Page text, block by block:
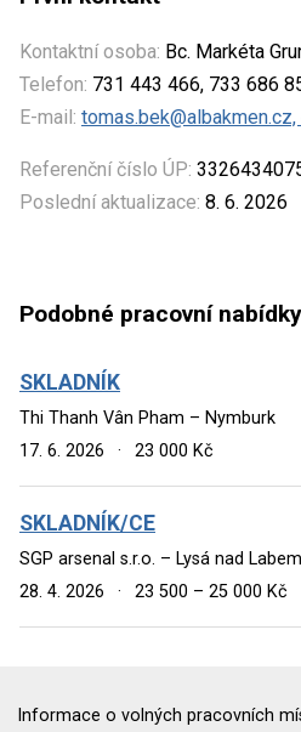
Kontaktní osoba: Bc. Markéta
Telefon: 731 443 466, 733 686
E-mail:
Referenční číslo ÚP:
Poslední aktualizace: 8. 6. 2026
Podobné pracovní nabídky
SKLADNÍK
Thi Thanh Vân Pham – Nymburk
17. 6. 2026
· 23 000 Kč
SKLADNÍK/CE
SGP arsenal s.r.o. – Lysá nad Labem
28. 4. 2026
· 23 500 – 25 000 Kč
Informace o volných pracovních